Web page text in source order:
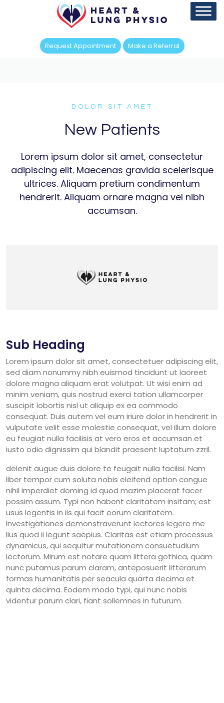
Request Appointment Make a Referral
DOLOR SIT AMET
New Patients
Lorem ipsum dolor sit amet, consectetur
adipiscing elit. Maecenas gravida scelerisque
ultrices. Aliquam pretium condimentum
hendrerit. Aliquam ornare magna vel nibh
accumsan.
Sub Heading
Lorem ipsum dolor sit amet, consectetuer adipiscing elit,
sed diam nonummy nibh euismod tincidunt ut laoreet
dolore magna aliquam erat volutpat. Ut wisi enim ad
minim veniam, quis nostrud exerci tation ullamcorper
suscipit lobortis nisl ut aliquip ex ea commodo
consequat. Duis autem vel eum iriure dolor in hendrerit in
vulputate velit esse molestie consequat, vel illum dolore
eu feugiat nulla facilisis at vero eros et accumsan et
iusto odio dignissim qui blandit praesent luptatum zzril.
delenit augue duis dolore te feugait nulla facilisi. Nam
liber tempor cum soluta nobis eleifend option congue
nihil imperdiet doming id quod mazim placerat facer
possim assum. Typi non habent claritatem insitam; est
usus legentis in iis qui facit eorum claritatem.
Investigationes demonstraverunt lectores legere me
lius quod ii legunt saepius. Claritas est etiam processus
dynamicus, qui sequitur mutationem consuetudium
lectorum. Mirum est notare quam littera gothica, quam
nunc putamus parum claram, anteposuerit litterarum
formas humanitatis per seacula quarta decima et
quinta decima. Eodem modo typi, qui nunc nobis
videntur parum clari, fiant sollemnes in futurum.